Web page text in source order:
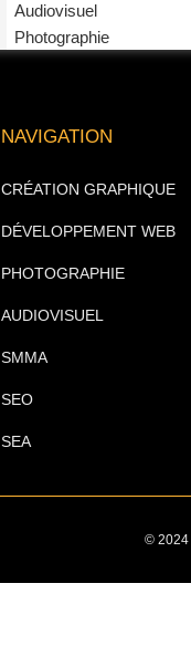
Audiovisuel
Photographie
NAVIGATION
CRÉATION GRAPHIQUE
DÉVELOPPEMENT WEB
PHOTOGRAPHIE
AUDIOVISUEL
SMMA
SEO
SEA
© 2024